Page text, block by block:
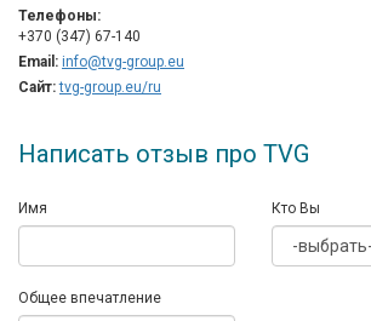
Телефоны:
+370 (347) 67-140
Email: info@tvg-group.eu
Сайт: tvg-group.eu/ru
Написать отзыв про TVG
Имя Кто Вы
Общее впечатление